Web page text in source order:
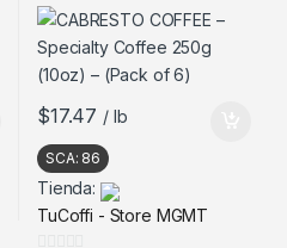
(10oz) – (Pack of 6)
$17.47 / lb
SCA: 86
Tienda:
TuCoffi - Store MGMT